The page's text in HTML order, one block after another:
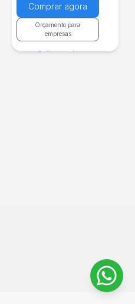
Comprar agora
Orçamento para
empresas
Saiba mais